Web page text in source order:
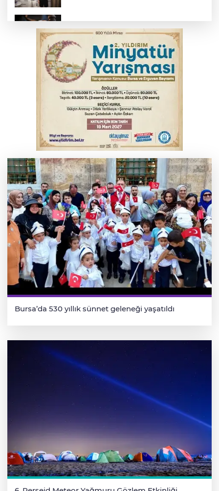
Yargıtay’dan primle çalışanlara müjde
Polisin 'dur' ihtarına uymadı, ceza
duvarına tosladı
Bursa'da yolcu otobüsünün çarptığı
kadın ağır yaralandı
2 katlı 24 kişilik işçi konteynerinde
yangın
Bursa’da 530 yıllık sünnet geleneği yaşatıldı